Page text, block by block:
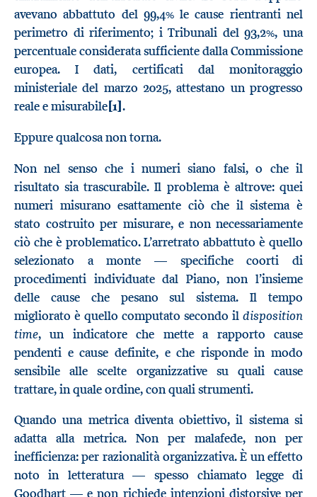
avevano abbattuto del 99,4% le cause rientranti nel
perimetro di riferimento; i Tribunali del 93,2%, una
percentuale considerata sufficiente dalla Commissione
europea. I dati, certificati dal monitoraggio
ministeriale del marzo 2025, attestano un progresso
reale e misurabile[1].
Eppure qualcosa non torna.
Non nel senso che i numeri siano falsi, o che il
risultato sia trascurabile. Il problema è altrove: quei
numeri misurano esattamente ciò che il sistema è
stato costruito per misurare, e non necessariamente
ciò che è problematico. L’arretrato abbattuto è quello
selezionato a monte — specifiche coorti di
procedimenti individuate dal Piano, non l’insieme
delle cause che pesano sul sistema. Il tempo
migliorato è quello computato secondo il disposition
time, un indicatore che mette a rapporto cause
pendenti e cause definite, e che risponde in modo
sensibile alle scelte organizzative su quali cause
trattare, in quale ordine, con quali strumenti.
Quando una metrica diventa obiettivo, il sistema si
adatta alla metrica. Non per malafede, non per
inefficienza: per razionalità organizzativa. È un effetto
noto in letteratura — spesso chiamato legge di
Goodhart — e non richiede intenzioni distorsive per